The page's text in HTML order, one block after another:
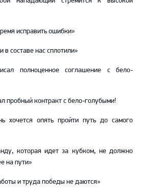
исправить ошибки»
составе нас сплотили»
полноценное соглашение с бело-
пробный контракт с бело-голубыми!
хочется опять пройти путь до самого
которая идет за кубком, не должно
на пути»
и труда победы не даются»